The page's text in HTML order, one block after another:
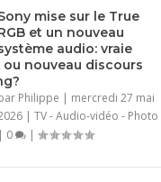
mise sur le True
et un nouveau
audio: vraie
ou nouveau discours
Philippe | mercredi 27 mai
| TV - Audio-vidéo - Photo
| 0 |